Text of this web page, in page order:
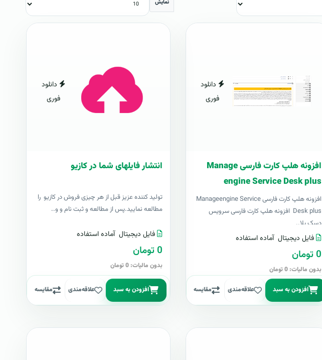
نمایش
دانلود
فوری
افزونه هلپ کارت فارسی Manage
engine Service Desk plus
افزونه هلپ کارت فارسی Manageengine Service
Desk plus افزونه هلپ کارت فارسی سرویس
دسک پلا..
فایل دیجیتال آماده استفاده
0 تومان
بدون مالیات: 0 تومان
افزودن به سبد علاقه‌مندی مقایسه
دانلود
فوری
انتشار فایلهای شما در کازیو
توليد کننده عزيز قبل از هر چیزی فروش در کازیو را
مطالعه نمایید.پس از مطالعه و ثبت نام و و..
فایل دیجیتال آماده استفاده
0 تومان
بدون مالیات: 0 تومان
افزودن به سبد علاقه‌مندی مقایسه